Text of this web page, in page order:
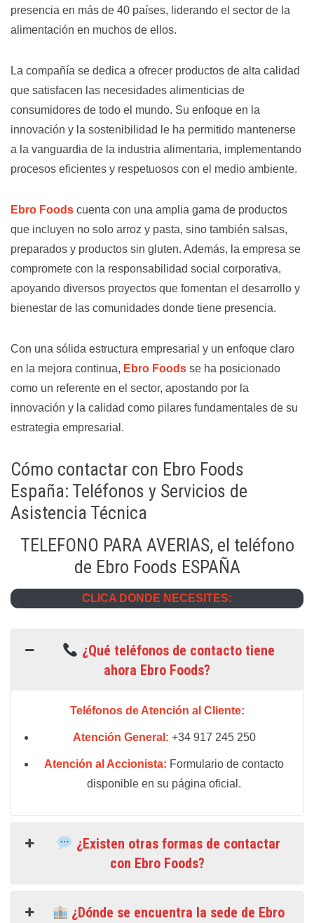
presencia en más de 40 países, liderando el sector de la
alimentación en muchos de ellos.
La compañía se dedica a ofrecer productos de alta calidad
que satisfacen las necesidades alimenticias de
consumidores de todo el mundo. Su enfoque en la
innovación y la sostenibilidad le ha permitido mantenerse
a la vanguardia de la industria alimentaria, implementando
procesos eficientes y respetuosos con el medio ambiente.
Ebro Foods cuenta con una amplia gama de productos
que incluyen no solo arroz y pasta, sino también salsas,
preparados y productos sin gluten. Además, la empresa se
compromete con la responsabilidad social corporativa,
apoyando diversos proyectos que fomentan el desarrollo y
bienestar de las comunidades donde tiene presencia.
Con una sólida estructura empresarial y un enfoque claro
en la mejora continua, Ebro Foods se ha posicionado
como un referente en el sector, apostando por la
innovación y la calidad como pilares fundamentales de su
estrategia empresarial.
Cómo contactar con Ebro Foods
España: Teléfonos y Servicios de
Asistencia Técnica
TELEFONO PARA AVERIAS, el teléfono
de Ebro Foods ESPAÑA
CLICA DONDE NECESITES:
¿Qué teléfonos de contacto tiene
ahora Ebro Foods?
Teléfonos de Atención al Cliente:
Atención General: +34 917 245 250
Atención al Accionista: Formulario de contacto
disponible en su página oficial.
¿Existen otras formas de contactar
con Ebro Foods?
¿Dónde se encuentra la sede de Ebro